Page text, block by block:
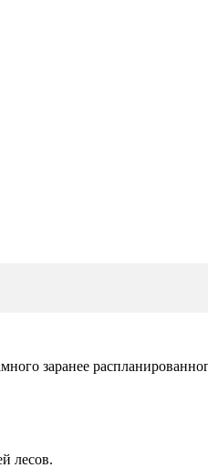
заранее
лесов.